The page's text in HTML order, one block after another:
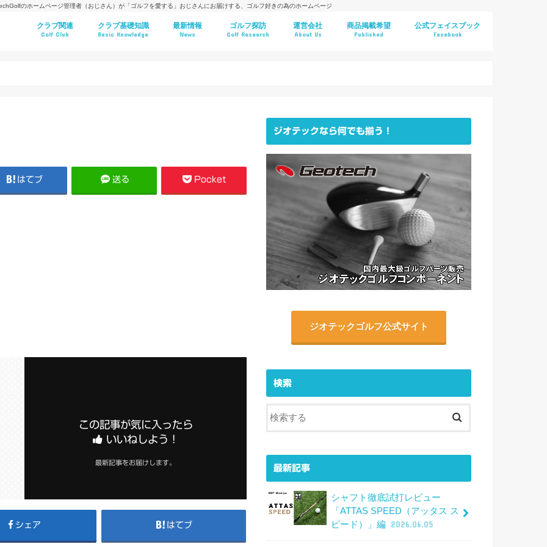
のホームページ管理者（おじさん）が「ゴルフを愛する」おじさんにお届けする、ゴルフ好きの為のホームページ
クラブ関連
Golf Club
クラブ基礎知識
Basic Knowledge
最新情報
News
ゴルフ探訪
Golf Research
運営会社
About Us
商品掲載希望
Published
公式フェイスブック
Facebook
はてブ 送る Pocket
この記事が気に入ったら
いいねしよう！
最新記事をお届けします。
シェア はてブ
ジオテックなら何でも揃う！
ジオテックゴルフ公式サイト
検索
最新記事
シャフト徹底試打レビュー
「ATTAS SPEED（アッタス ス
ピード）」編 2026.06.05